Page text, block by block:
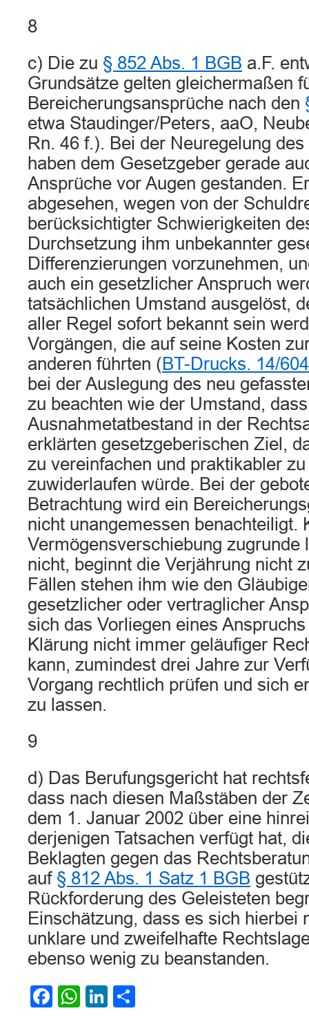
8
c) Die zu § 852 Abs. 1 BGB a.F.
Grundsätze gelten gleichermaßen
Bereicherungsansprüche nach den
etwa Staudinger/Peters, aaO,
Rn. 46 f.). Bei der Neuregelung
haben dem Gesetzgeber gerade
Ansprüche vor Augen gestanden.
abgesehen, wegen von der
berücksichtigter Schwierigkeiten
Durchsetzung ihm unbekannter
Differenzierungen vorzunehmen,
auch ein gesetzlicher Anspruch
tatsächlichen Umstand ausgelöst,
aller Regel sofort bekannt sein
Vorgängen, die auf seine Kosten
anderen führten (BT-Drucks. 14/
bei der Auslegung des neu
zu beachten wie der Umstand,
Ausnahmetatbestand in der
erklärten gesetzgeberischen Ziel,
zu vereinfachen und praktikabler
zuwiderlaufen würde. Bei der
Betrachtung wird ein
nicht unangemessen benachteiligt.
Vermögensverschiebung zugrunde
nicht, beginnt die Verjährung nicht
Fällen stehen ihm wie den
gesetzlicher oder vertraglicher
sich das Vorliegen eines
Klärung nicht immer geläufiger
kann, zumindest drei Jahre zur
Vorgang rechtlich prüfen und sich
zu lassen.
9
d) Das Berufungsgericht hat
dass nach diesen Maßstäben der
dem 1. Januar 2002 über eine
derjenigen Tatsachen verfügt hat,
Beklagten gegen das
auf § 812 Abs. 1 Satz 1 BGB
Rückforderung des Geleisteten
Einschätzung, dass es sich hierbei
unklare und zweifelhafte
ebenso wenig zu beanstanden.
Facebook
WhatsApp
LinkedIn